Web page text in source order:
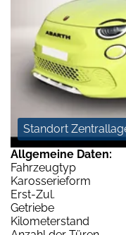
Standort
Allgemeine Daten:
Fahrzeugtyp
Karosserieform
Erst-Zul.
Getriebe
Kilometerstand